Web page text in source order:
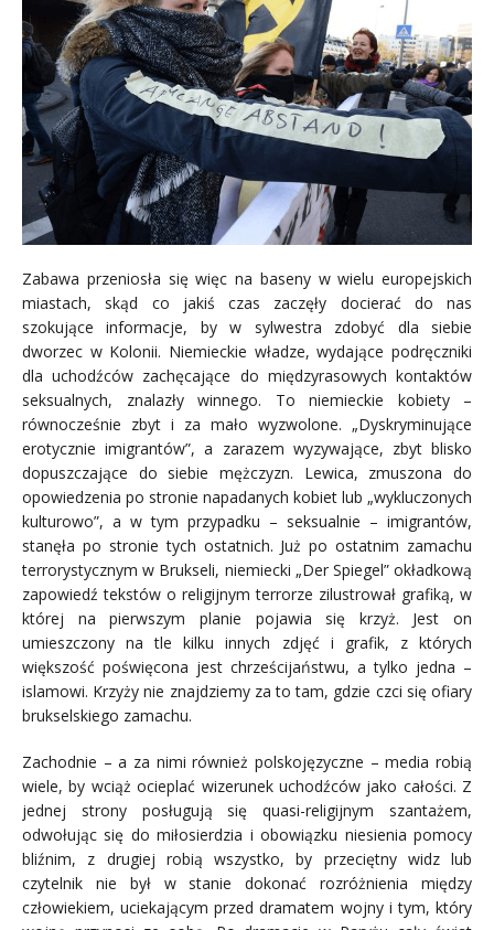
Zabawa przeniosła się więc na baseny w wielu europejskich
miastach, skąd co jakiś czas zaczęły docierać do nas
szokujące informacje, by w sylwestra zdobyć dla siebie
dworzec w Kolonii. Niemieckie władze, wydające podręczniki
dla uchodźców zachęcające do międzyrasowych kontaktów
seksualnych, znalazły winnego. To niemieckie kobiety –
równocześnie zbyt i za mało wyzwolone. „Dyskryminujące
erotycznie imigrantów”, a zarazem wyzywające, zbyt blisko
dopuszczające do siebie mężczyzn. Lewica, zmuszona do
opowiedzenia po stronie napadanych kobiet lub „wykluczonych
kulturowo”, a w tym przypadku – seksualnie – imigrantów,
stanęła po stronie tych ostatnich. Już po ostatnim zamachu
terrorystycznym w Brukseli, niemiecki „Der Spiegel” okładkową
zapowiedź tekstów o religijnym terrorze zilustrował grafiką, w
której na pierwszym planie pojawia się krzyż. Jest on
umieszczony na tle kilku innych zdjęć i grafik, z których
większość poświęcona jest chrześcijaństwu, a tylko jedna –
islamowi. Krzyży nie znajdziemy za to tam, gdzie czci się ofiary
brukselskiego zamachu.
Zachodnie – a za nimi również polskojęzyczne – media robią
wiele, by wciąż ocieplać wizerunek uchodźców jako całości. Z
jednej strony posługują się quasi-religijnym szantażem,
odwołując się do miłosierdzia i obowiązku niesienia pomocy
bliźnim, z drugiej robią wszystko, by przeciętny widz lub
czytelnik nie był w stanie dokonać rozróżnienia między
człowiekiem, uciekającym przed dramatem wojny i tym, który